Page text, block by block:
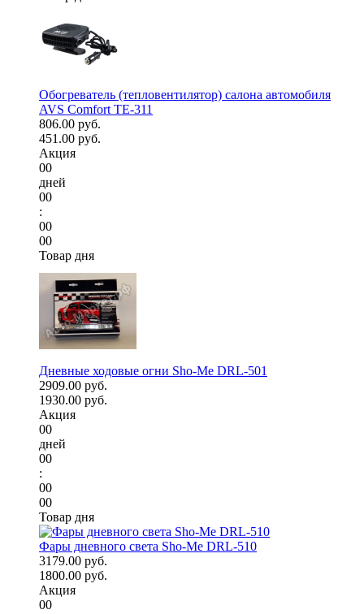
Обогреватель (тепловентилятор) салона автомобиля
AVS Comfort TE-311
806.00 руб.
451.00 руб.
Акция
00
дней
00
:
00
00
Товар дня
Дневные ходовые огни Sho-Me DRL-501
2909.00 руб.
1930.00 руб.
Акция
00
дней
00
:
00
00
Товар дня
Фары дневного света Sho-Me DRL-510
3179.00 руб.
1800.00 руб.
Акция
00